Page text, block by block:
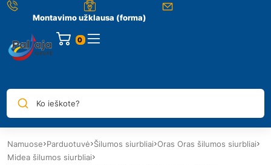
Montavimo užklausa (forma)
0
Ko ieškote?
Namuose Parduotuvė Šilumos siurbliai Oras Oras šilumos siurbliai
Midea šilumos siurbliai